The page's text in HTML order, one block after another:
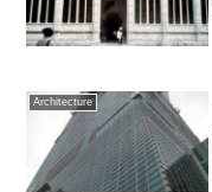
Architecture